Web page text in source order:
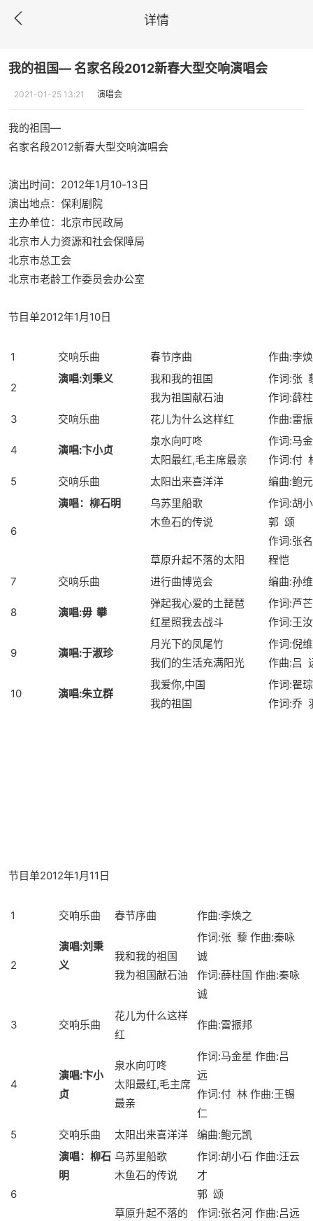
详情
我的祖国— 名家名段2012新春大型交响演唱会
2021-01-25 13:21 演唱会
我的祖国—
名家名段2012新春大型交响演唱会
演出时间：2012年1月10-13日
演出地点：保利剧院
主办单位：北京市民政局
北京市人力资源和社会保障局
北京市总工会
北京市老龄工作委员会办公室
节目单2012年1月10日
1 交响乐曲 春节序曲 作曲:李
2
演唱:刘秉义
我和我的祖国
我为祖国献石油
作词:张
作词:薛
3
交响乐曲 花儿为什么这样红 作曲:雷
4 演唱:卞小贞
泉水向叮咚
太阳最红,毛主席最亲
作词:马
作词:付
5
交响乐曲 太阳出来喜洋洋 编曲:鲍
6
演唱：柳石明
乌苏里船歌
木鱼石的传说
草原升起不落的太阳
作词:胡
郭 颂
作词:张
程
7
交响乐曲 进行曲博览会 编曲:孙
8 演唱:毋 攀
弹起我心爱的土琵琶
红星照我去战斗
作词:芦
作词:王
9 演唱:于淑珍
月光下的凤尾竹
我们的生活充满阳光
作词:倪
作曲:吕
10 演唱:朱立群
我爱你,中国
我的祖国
作词:瞿琮
作词:乔
节目单2012年1月11日
1 交响乐曲 春节序曲 作曲:李焕之
2
演唱:刘秉
义
我和我的祖国
我为祖国献石油
作词:张 藜 作曲:秦咏
诚
作词:薛柱国 作曲:秦咏
诚
3 交响乐曲
花儿为什么这样
红
作曲:雷振邦
4
演唱:卞小
贞
泉水向叮咚
太阳最红,毛主席
最亲
作词:马金星 作曲:吕
远
作词:付 林 作曲:王锡
仁
5
交响乐曲 太阳出来喜洋洋 编曲:鲍元凯
6
演唱：柳石
明
乌苏里船歌
木鱼石的传说
草原升起不落的
作词:胡小石 作曲:汪云
才
郭 颂
作词:张名河 作曲:吕远